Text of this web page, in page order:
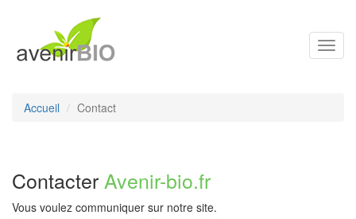
Accueil Contact
Contacter Avenir-bio.fr
Vous voulez communiquer sur notre site.